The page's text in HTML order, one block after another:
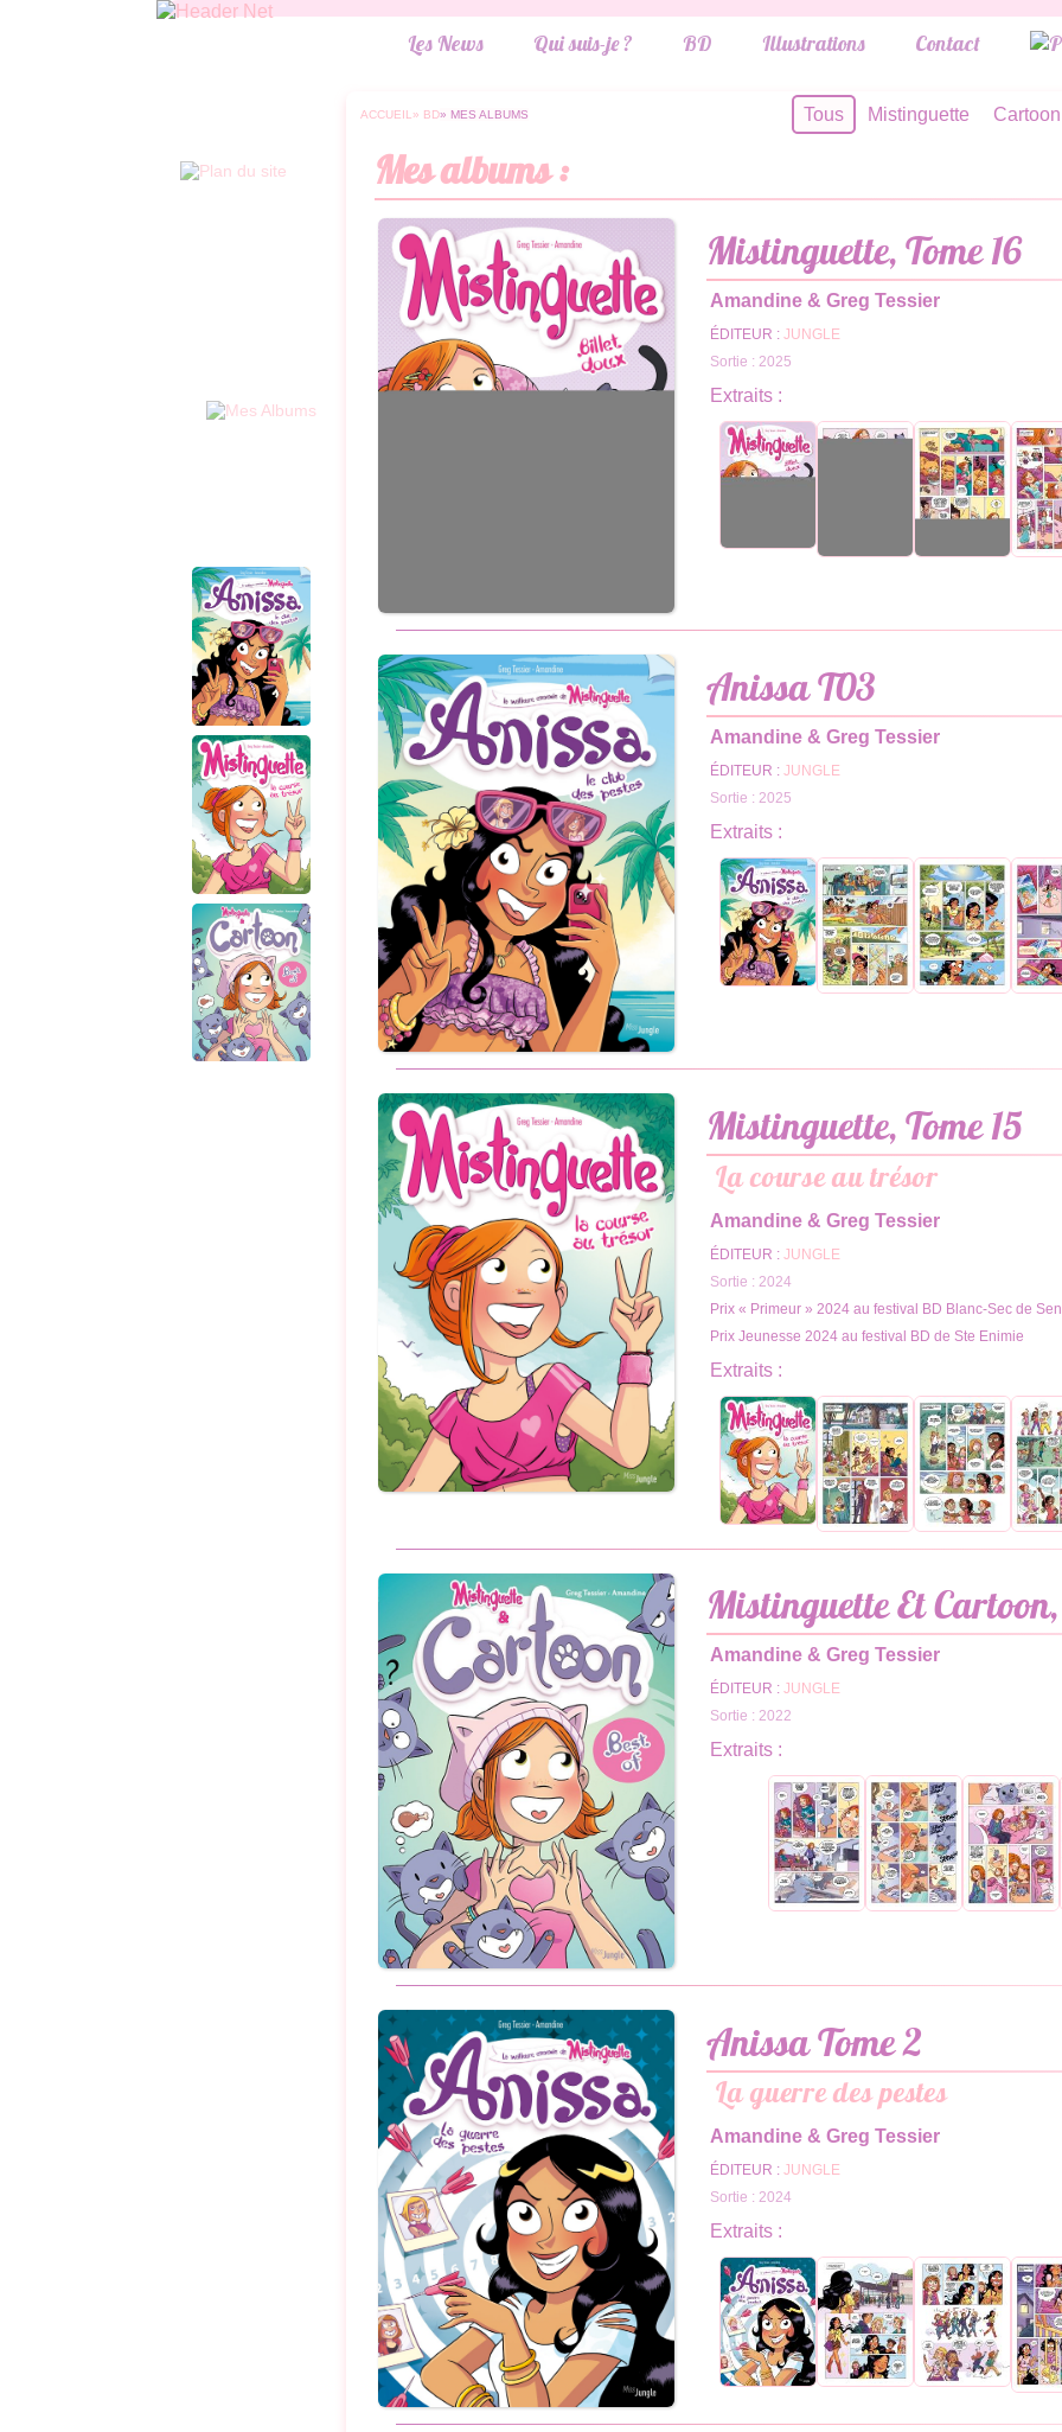
Les News Qui suis-je ? BD Illustrations Contact
ACCUEIL » BD» MES ALBUMS Tous Mistinguette Cartoon
Mes albums :
Mistinguette, Tome 16
Amandine & Greg Tessier
ÉDITEUR : JUNGLE
Sortie : 2025
Extraits :
Anissa T03
Amandine & Greg Tessier
ÉDITEUR : JUNGLE
Sortie : 2025
Extraits :
Mistinguette, Tome 15
La course au trésor
Amandine & Greg Tessier
ÉDITEUR : JUNGLE
Sortie : 2024
Prix « Primeur » 2024 au festival BD Blanc-Sec de
Prix Jeunesse 2024 au festival BD de Ste Enimie
Extraits :
Mistinguette Et
Amandine & Greg Tessier
ÉDITEUR : JUNGLE
Sortie : 2022
Extraits :
Anissa Tome 2
La guerre des pestes
Amandine & Greg Tessier
ÉDITEUR : JUNGLE
Sortie : 2024
Extraits :